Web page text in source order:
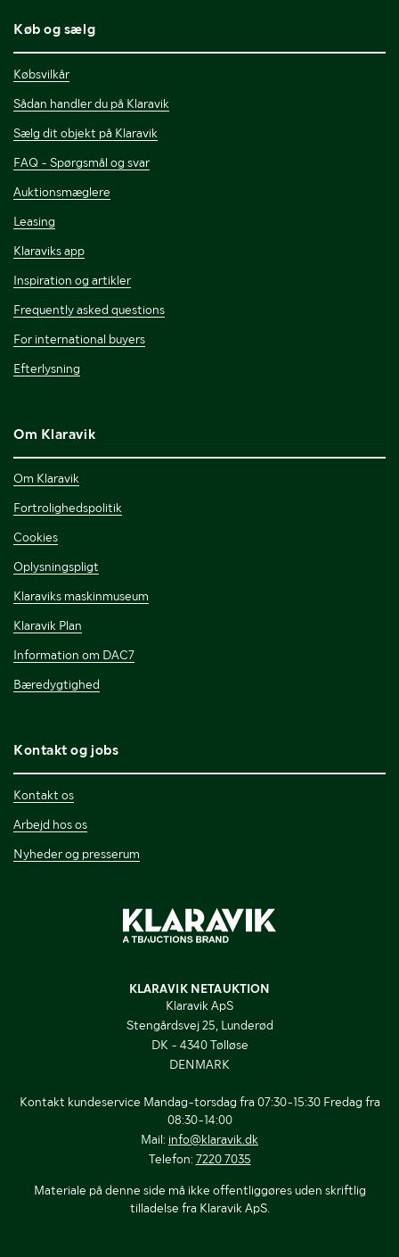
Køb og sælg
Købsvilkår
Sådan handler du på Klaravik
Sælg dit objekt på Klaravik
FAQ - Spørgsmål og svar
Auktionsmæglere
Leasing
Klaraviks app
Inspiration og artikler
Frequently asked questions
For international buyers
Efterlysning
Om Klaravik
Om Klaravik
Fortrolighedspolitik
Cookies
Oplysningspligt
Klaraviks maskinmuseum
Klaravik Plan
Information om DAC7
Bæredygtighed
Kontakt og jobs
Kontakt os
Arbejd hos os
Nyheder og presserum
KLARAVIK NETAUKTION
Klaravik ApS
Stengårdsvej 25, Lunderød
DK - 4340 Tølløse
DENMARK
Kontakt kundeservice Mandag-torsdag fra 07:30-15:30 Fredag fra
08:30-14:00
Mail: info@klaravik.dk
Telefon: 7220 7035
Materiale på denne side må ikke offentliggøres uden skriftlig
tilladelse fra Klaravik ApS.